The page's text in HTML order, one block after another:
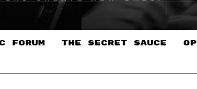
FORUM THE SECRET SAUCE​